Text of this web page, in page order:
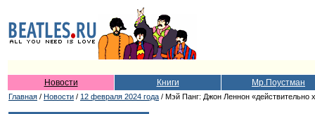
Новости Книги Мр.Поустман
Главная / Новости / 12 февраля 2024 года / Мэй Панг: Джон Леннон «действительно